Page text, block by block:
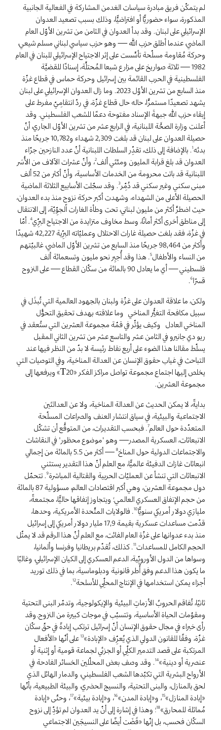
لم يتمكّن فريق مبادرة سياسات الغدمن المشاركة في الفعالية الجانبية
المذكورة، سواء حضوريًّا أو افتراضيًّا، وذلك بسبب تصعيد العدوان
الإسرائيلي على لبنان. وقد بدأ العدوان في الثامن من تشرين الأوّل العام
الماضي، عندما أطلق حزب الله — وهو حزب سياسي لبناني مسلم شيعي،
وحركة مُقاومة مسلّحة تأسَّست على إثر الاجتياح الإسرائيلي للبنان في العام
1982 — ثلاثة صواريخ على مزارع شبعا المُحتلَّة، إسنادًا للقضيَّة
الفلسطينية في الحرب القائمة بين إسرائيل وحركة حماس في قطاع غزّة
منذ السابع من تشرين الأوّل 2023. وما زال العدوان الإسرائيلي على لبنان
يشهد تصعيدًا مستمرًّا، حاله حال قطاع غزّة، في ردّ انتقامِيّ مفرط على
إبقاء حزب الله جبهةَ الإسناد مفتوحة دعمًا للشعب الفلسطيني. وقد
أعلنت وزارة الصحَّة اللبنانية، في الرابع عشر من تشرين الأوّل الجاري، أنّ
حصيلة العدوان على لبنان قد بلغت 2,309 شهداء و10,782 جريحًا منذ
بدئه1. بالإضافة إلى ذلك، تقدِّر السلطات اللبنانية أنّ عدد النازحين جرّاء
العدوان قد بلغ قرابة المليون ومئتَي ألف2، وأنّ عشرات الآلاف من الأُسَر
اللبنانية قد باتت محرومة من الخدمات الأساسية، وأنّ أكثر من 52 ألف
مبنى سكني وغير سكني قد دُمِّر3. وقد سجّلت الأسابيع الثلاثة الماضية
الحصيلة الأعلى من الشهداء، وشهدت أكبر حركة نزوحٍ منذ بدء العدوان،
حيث اضطرَّ أكثر من مليون لبناني، تحت وطأة الغارات الجوِّيّة، إلى الانتقال
إلى مناطق أخرى أكثر أمانًا، وسط مخاوف متزايدة من الاجتياح البرِّي4. أمّا
في غزّة، فقد بلغت حصيلة غارات الاحتلال وعمليّاته البرِّية 42,227 شهيدًا
وأكثر من 98,464 جريحًا منذ السابع من تشرين الأوّل الماضي، غالبيّتهم
من النساء والأطفال5. هذا وقد أُجبِر نحو مليون وتسعمائة ألف
فلسطيني — أي ما يعادل 90 بالمائة من سكّان القطاع — على النزوح
قسرًا6
.
ولكن، ما علاقة العدوان على غزّة ولبنان بالجهود العالمية التي تُبذَل في
سبيل مكافحة التغيُّر المناخي؟ وما علاقته بهدف تحقيق التحوُّل
المناخي العادل؟ وكيف يؤثّر في قمّة مجموعة العشرين التي ستُعقد في
ريو دي جانيرو في الثامن عشر والتاسع عشر من تشرين الثاني المقبل؟
يسلّط مقالنا هذا الضوء على أربع نقاط رئيسة لا بدّ من النظر فيها عند
التباحث في غياب حقوق الإنسان عن العدالة المناخية، وفي التوصيات التي
يخلص إليها اجتماع مجموعة تواصل مراكز الفكر «T20» ويرفعها إلى
مجموعة العشرين.
بدايةً، لا يمكن الحديث عن العدالة المناخية، ولا عن العدالتَين
الاجتماعية والبيئية، في سياق انتشار العنف والصراعات المسلّحة
المتعدّدة حول العالم7. فبحسب التقديرات، من المتوقَّع أن تشكّل
الانبعاثات، العسكرية المصدر— وهو "موضوع محظور" في النقاشات
والاجتماعات الدولية حول المناخ8
— أكثر من 5.5 بالمائة من إجمالي
انبعاثات غازات الدفيئة عالميًّا، مع العلم أنّ هذا التقدير يستثني
الانبعاثات التي تنشأ عن العمليّات الحربية والقتالية المباشرة9. تتحمّل
دول مجموعة العشرين، وهي أكبر اقتصادات العالم، مسؤولية 87 بالمائة
من حجم الإنفاق العسكري العالمي؛ ويتجاوز إنفاقها حاليًّا، مجتمعةً،
مليارَي دولار أمريكي سنويًّا10. فالولايات المتَّحدة الأمريكية، وحدها،
قدّمت مساعدات عسكرية بقيمة 17,9 مليار دولار أمريكي إلى إسرائيل
منذ بدء عدوانها على غزّة العام الفائت، مع العلم أنّ هذا الرقم قد لا يمثّل
الحجم الكامل للمساعدات11. كذلك، تُقدّم بريطانيا وفرنسا وألمانيا،
وسواها من الدول الأوروبِّية، الدعم العسكري إلى الكيان الإسرائيلي، وغالبًا
ما يكون هذا الدعم وفق أُطر قانونية ودبلوماسية، بما في ذلك توريد
أجزاء يمكن استخدامها في الإنتاج المحلِّي للأسلحة12
.
ثانيًا، تُفاقم الحروبُ الأزماتِ البيئية والإيكولوجية، وتدمّر البنى التحتية
ومقوّمات الحياة الأساسية، وتتسبّب في موجات كبيرة من النزوح.وقد
رأى خبراء في مجال حقوق الإنسان أنّ إسرائيل ترتكب إبادةً في حقّ سكّان
غزّة، وفقًا للقانون الدولي الذي يُعرِّف «الإبادة»13 على أنّها «الأفعال
المرتكبة على قصد التدمير الكلِّي أو الجزئي لجماعة قومية أو إثنية أو
عنصرية أو دينية»14. وقد وصف بعض المحلّلين الخسائر الفادحة في
الأرواح البشرية التي تكبّدها الشعب الفلسطيني، والدمار الهائل الذي
لحق بالمنازل، والبنى التحتية، والنسيج الحضري، والبيئة الطبيعية، بأنّها
«إبادة المنازل»15، و«إبادة المدن»16، و«إبادة بيئية»17، وحتّى «إبادة
مُماثلة للمحارق»18؛ وهذا في إشارة إلى أنّ يد العدوان لم تؤدِّ إلى نزوح
السكّان فحسب، بل إنّها «قَضَت أيضًا على النسيجَين الاجتماعي